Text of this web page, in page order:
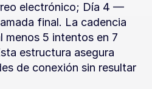
electrónico; Día 4 —
final. La cadencia
menos 5 intentos en 7
estructura asegura
de conexión sin resultar